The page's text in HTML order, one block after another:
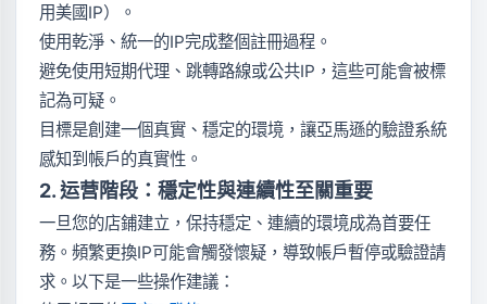
用美國IP）。
使用乾淨、統一的IP完成整個註冊過程。
避免使用短期代理、跳轉路線或公共IP，這些可能會被標
記為可疑。
目標是創建一個真實、穩定的環境，讓亞馬遜的驗證系統
感知到帳戶的真實性。
2. 运营階段：穩定性與連續性至關重要
一旦您的店鋪建立，保持穩定、連續的環境成為首要任
務。頻繁更換IP可能會觸發懷疑，導致帳戶暫停或驗證請
求。以下是一些操作建議：